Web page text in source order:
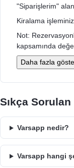
"Siparişlerim"
Kiralama
Not:
kapsamında
Daha fazla
Sıkça
Varsapp nedir?
Varsapp hangi